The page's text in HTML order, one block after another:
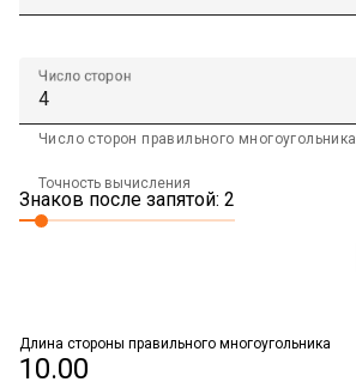
Число сторон
Число сторон правильного многоугольника
Точность вычисления
Знаков после запятой: 2
Длина стороны правильного многоугольника
10.00